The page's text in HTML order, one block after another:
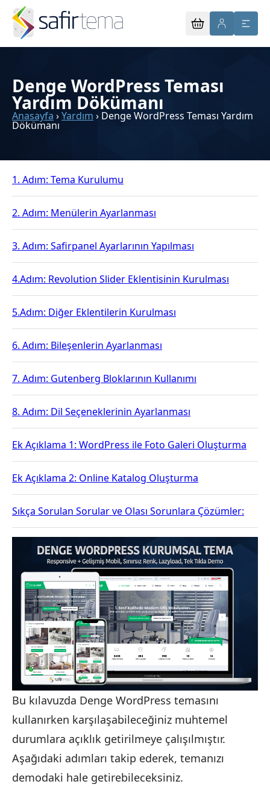
Denge WordPress Teması
Yardım Dökümanı
Anasayfa ›Yardım › Denge WordPress Teması Yardım
Dökümanı
Bu kılavuzda Denge WordPress temasını
kullanırken karşılaşabileceğiniz muhtemel
durumlara açıklık getirilmeye çalışılmıştır.
Aşağıdaki adımları takip ederek, temanızı
demodaki hale getirebileceksiniz.
1. Adım: Tema Kurulumu
2. Adım: Menülerin Ayarlanması
3. Adım: Safirpanel Ayarlarının Yapılması
4.Adım: Revolution Slider Eklentisinin Kurulması
5.Adım: Diğer Eklentilerin Kurulması
6. Adım: Bileşenlerin Ayarlanması
7. Adım: Gutenberg Bloklarının Kullanımı
8. Adım: Dil Seçeneklerinin Ayarlanması
Ek Açıklama 1: WordPress ile Foto Galeri Oluşturma
Ek Açıklama 2: Online Katalog Oluşturma
Sıkça Sorulan Sorular ve Olası Sorunlara Çözümler: